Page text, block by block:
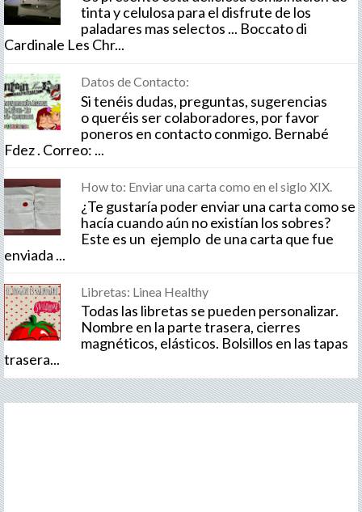
tinta y celulosa para el disfrute de los
paladares mas selectos ... Boccato di
Cardinale Les Chr...
Datos de Contacto:
Si tenéis dudas, preguntas, sugerencias
o queréis ser colaboradores, por favor
poneros en contacto conmigo. Bernabé
Fdez . Correo: ...
How to: Enviar una carta como en el siglo XIX.
¿Te gustaría poder enviar una carta como se
hacía cuando aún no existían los sobres?
Este es un ejemplo de una carta que fue
enviada ...
Libretas: Linea Healthy
Todas las libretas se pueden personalizar.
Nombre en la parte trasera, cierres
magnéticos, elásticos. Bolsillos en las tapas
trasera...